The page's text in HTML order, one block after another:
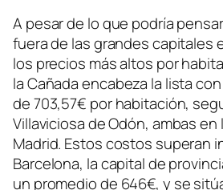
A pesar de lo que podría
fuera de las grandes capitales
los precios más altos por
la Cañada encabeza la lista
de 703,57€ por habitación,
Villaviciosa de Odón, ambas
Madrid. Estos costos superan
Barcelona, la capital de
un promedio de 646€, y se